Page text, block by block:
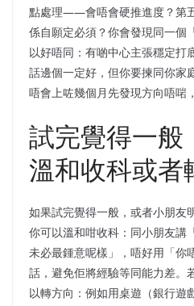
點處理——會唔會硬推進度？第
係自願定必須？你會發現同一個
以好唔同：有啲中心主張穩定打
話邊個一定好，但你要揀同你家
唔會上咗幾個月先發現方向唔啱
試完覺得一般
溫和收科或者
如果試完覺得一般，或者小朋友
你可以溫和咁收科：同小朋友講
未必最鍾意呢樣」，唔好用「你
話，避免佢將經驗等同能力差。
以轉方向：例如用桌遊（銀行遊